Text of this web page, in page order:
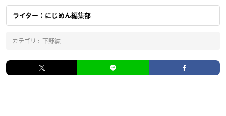
ライター：にじめん編集部
カテゴリ : 下野紘